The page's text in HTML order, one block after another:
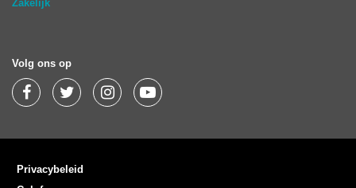
Zakelijk
Volg ons op
Privacybeleid